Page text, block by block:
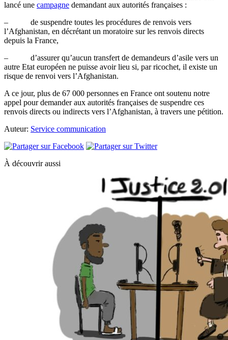
lancé une campagne demandant aux autorités françaises :
– de suspendre toutes les procédures de renvois vers
l’Afghanistan, en décrétant un moratoire sur les renvois directs
depuis la France,
– d’assurer qu’aucun transfert de demandeurs d’asile vers un
autre Etat européen ne puisse avoir lieu si, par ricochet, il existe un
risque de renvoi vers l’Afghanistan.
A ce jour, plus de 67 000 personnes en France ont soutenu notre
appel pour demander aux autorités françaises de suspendre ces
renvois directs ou indirects vers l’Afghanistan, à travers une pétition.
Auteur: Service communication
À découvrir aussi